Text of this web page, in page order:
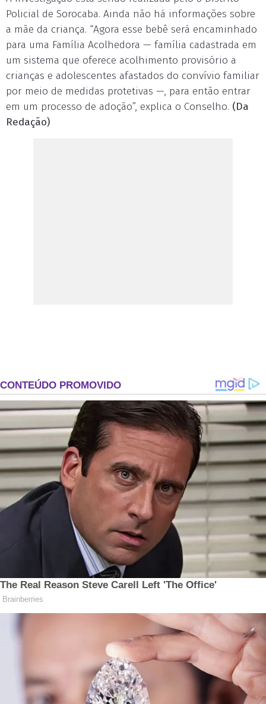
Policial de Sorocaba. Ainda não há informações sobre
a mãe da criança. “Agora esse bebê será encaminhado
para uma Família Acolhedora — família cadastrada em
um sistema que oferece acolhimento provisório a
crianças e adolescentes afastados do convívio familiar
por meio de medidas protetivas —, para então entrar
em um processo de adoção”, explica o Conselho. (Da
Redação)